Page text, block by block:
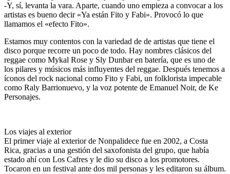
-Y, sí, levanta la vara. Aparte, cuando uno empieza a convocar a los
artistas es bueno decir «Ya están Fito y Fabi». Provocó lo que
llamamos el «efecto Fito».
Estamos muy contentos con la variedad de de artistas que tiene el
disco porque recorre un poco de todo. Hay nombres clásicos del
reggae como Mykal Rose y Sly Dunbar en batería, que es uno de
los pilares y músicos más influyentes del reggae. Después tenemos a
íconos del rock nacional como Fito y Fabi, un folklorista impecable
como Raly Barrionuevo, y la voz potente de Emanuel Noir, de Ke
Personajes.
Los viajes al exterior
El primer viaje al exterior de Nonpalidece fue en 2002, a Costa
Rica, gracias a una gestión del saxofonista del grupo, que había
estado ahí con Los Cafres y le dio su disco a los promotores.
Tocaron en un festival ante dos mil personas y les editaron su álbum.